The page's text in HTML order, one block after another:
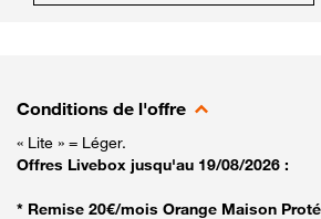
Conditions de l'offre
« Lite » = Léger.
Offres Livebox jusqu'au 19/08/2026 :
* Remise 20€/mois Orange Maison